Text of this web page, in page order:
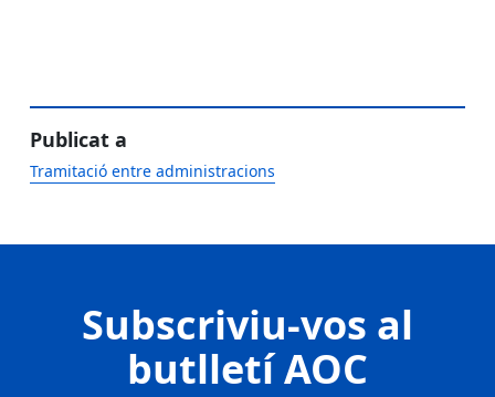
Publicat a
Tramitació entre administracions
Subscriviu-vos al
butlletí AOC